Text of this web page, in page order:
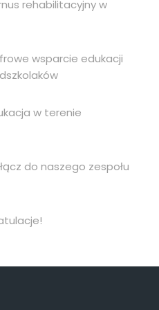
rehabilitacyjny w
wsparcie edukacji
w terenie
do naszego zespołu